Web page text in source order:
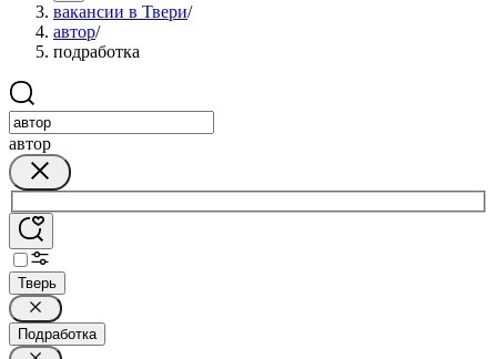
вакансии в Твери/
автор/
подработка
автор
Тверь
Подработка